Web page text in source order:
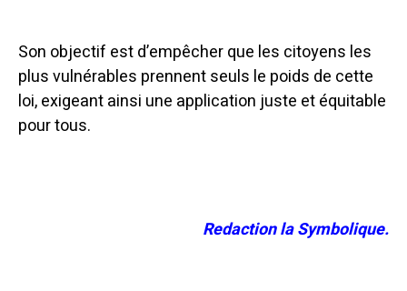
Son objectif est d’empêcher que les citoyens les
plus vulnérables prennent seuls le poids de cette
loi, exigeant ainsi une application juste et équitable
pour tous.
Redaction la Symbolique.